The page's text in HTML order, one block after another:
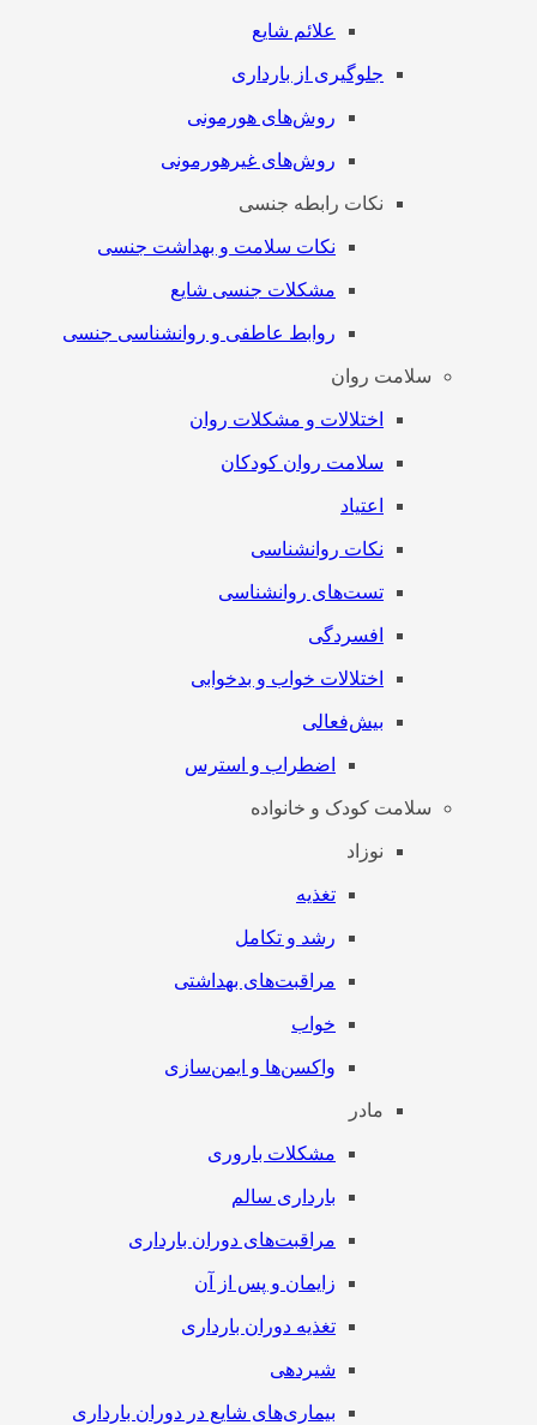
علائم شایع
جلوگیری از بارداری
روش‌های هورمونی
روش‌های غیرهورمونی
نکات رابطه جنسی
نکات سلامت و بهداشت جنسی
مشکلات جنسی شایع
روابط عاطفی و روانشناسی جنسی
سلامت روان
اختلالات و مشکلات روان
سلامت روان کودکان
اعتیاد
نکات روانشناسی
تست‌های روانشناسی
افسردگی
اختلالات خواب و بدخوابی
بیش‌فعالی
اضطراب و استرس
سلامت کودک و خانواده
نوزاد
تغذیه
رشد و تکامل
مراقبت‌های بهداشتی
خواب
واکسن‌ها و ایمن‌سازی
مادر
مشکلات باروری
بارداری سالم
مراقبت‌های دوران بارداری
زایمان و پس از آن
تغذیه دوران بارداری
شیردهی
بیماری‌های شایع در دوران بارداری